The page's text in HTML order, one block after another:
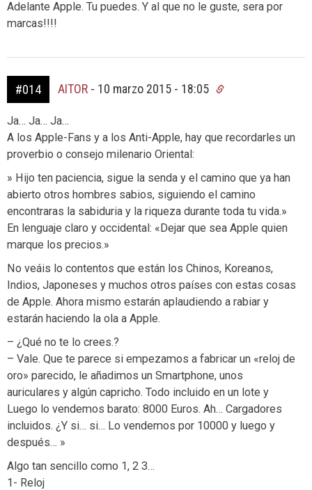
Adelante Apple. Tu puedes. Y al que no le guste, sera por
marcas!!!!
#014 AITOR - 10 marzo 2015 - 18:05
Ja… Ja… Ja…
A los Apple-Fans y a los Anti-Apple, hay que recordarles un
proverbio o consejo milenario Oriental:
» Hijo ten paciencia, sigue la senda y el camino que ya han
abierto otros hombres sabios, siguiendo el camino
encontraras la sabiduria y la riqueza durante toda tu vida.»
En lenguaje claro y occidental: «Dejar que sea Apple quien
marque los precios.»
No veáis lo contentos que están los Chinos, Koreanos,
Indios, Japoneses y muchos otros países con estas cosas
de Apple. Ahora mismo estarán aplaudiendo a rabiar y
estarán haciendo la ola a Apple.
– ¿Qué no te lo crees.?
– Vale. Que te parece si empezamos a fabricar un «reloj de
oro» parecido, le añadimos un Smartphone, unos
auriculares y algún capricho. Todo incluido en un lote y
Luego lo vendemos barato: 8000 Euros. Ah… Cargadores
incluidos. ¿Y si… si… Lo vendemos por 10000 y luego y
después… »
Algo tan sencillo como 1, 2 3…
1- Reloj